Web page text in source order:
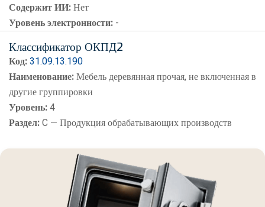
Содержит ИИ:Нет
Уровень электронности: -
Классификатор ОКПД2
Код:31.09.13.190
Наименование:Мебель деревянная прочая, не включенная в
другие группировки
Уровень:4
Раздел:C — Продукция обрабатывающих производств